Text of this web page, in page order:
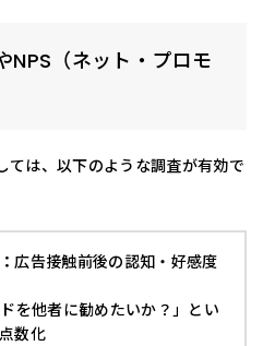
NPS（ネット・プロモ
ては、以下のような調査が有効で
広告接触前後の認知・好感度
ドを他者に勧めたいか？」とい
数化